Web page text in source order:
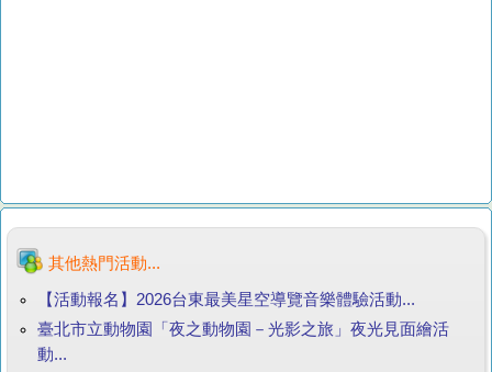
其他熱門活動...
【活動報名】2026台東最美星空導覽音樂體驗活動...
臺北市立動物園「夜之動物園－光影之旅」夜光見面繪活
動...